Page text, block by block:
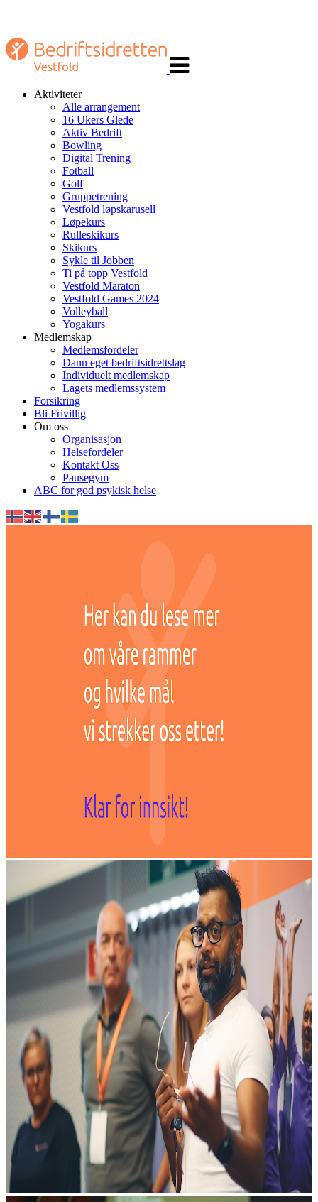
navigasjon
Aktiviteter
Alle arrangement
16 Ukers Glede
Aktiv Bedrift
Bowling
Digital Trening
Fotball
Golf
Gruppetrening
Vestfold løpskarusell
Løpekurs
Rulleskikurs
Skikurs
Sykle til Jobben
Ti på topp Vestfold
Vestfold Maraton
Vestfold Games 2024
Volleyball
Yogakurs
Medlemskap
Medlemsfordeler
Dann eget bedriftsidrettslag
Individuelt medlemskap
Lagets medlemssystem
Forsikring
Bli Frivillig
Om oss
Organisasjon
Helsefordeler
Kontakt Oss
Pausegym
ABC for god psykisk helse